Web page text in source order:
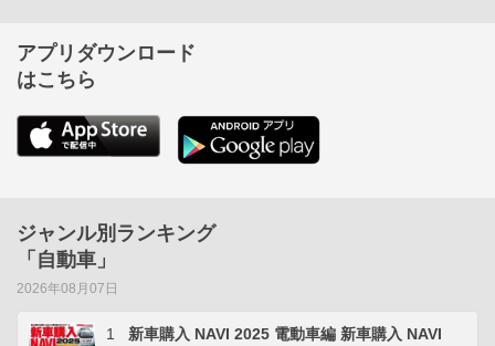
アプリダウンロード
はこちら
ジャンル別ランキング
「自動車」
2026年08月07日
1
新車購入 NAVI 2025 電動車編 新車購入 NAVI